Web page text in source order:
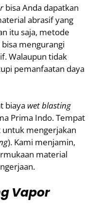
bisa Anda dapatkan
abrasif yang
itu saja, metode
mengurangi
Walaupun tidak
pemanfaatan daya
biaya wetblasting
Prima Indo. Tempat
untuk mengerjakan
). Kami menjamin,
material
Vapor